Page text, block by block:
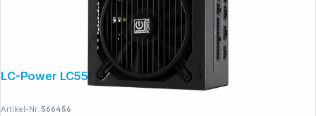
LC-Power LC550 V2.31
Artikel-Nr.:566456